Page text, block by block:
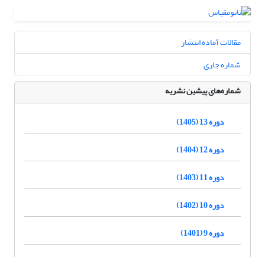
مقالات آماده انتشار
شماره جاری
شماره‌های پیشین نشریه
دوره 13 (1405)
دوره 12 (1404)
دوره 11 (1403)
دوره 10 (1402)
دوره 9 (1401)